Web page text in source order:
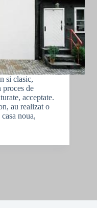
si clasic,
proces de
acceptate.
au realizat o
noua,